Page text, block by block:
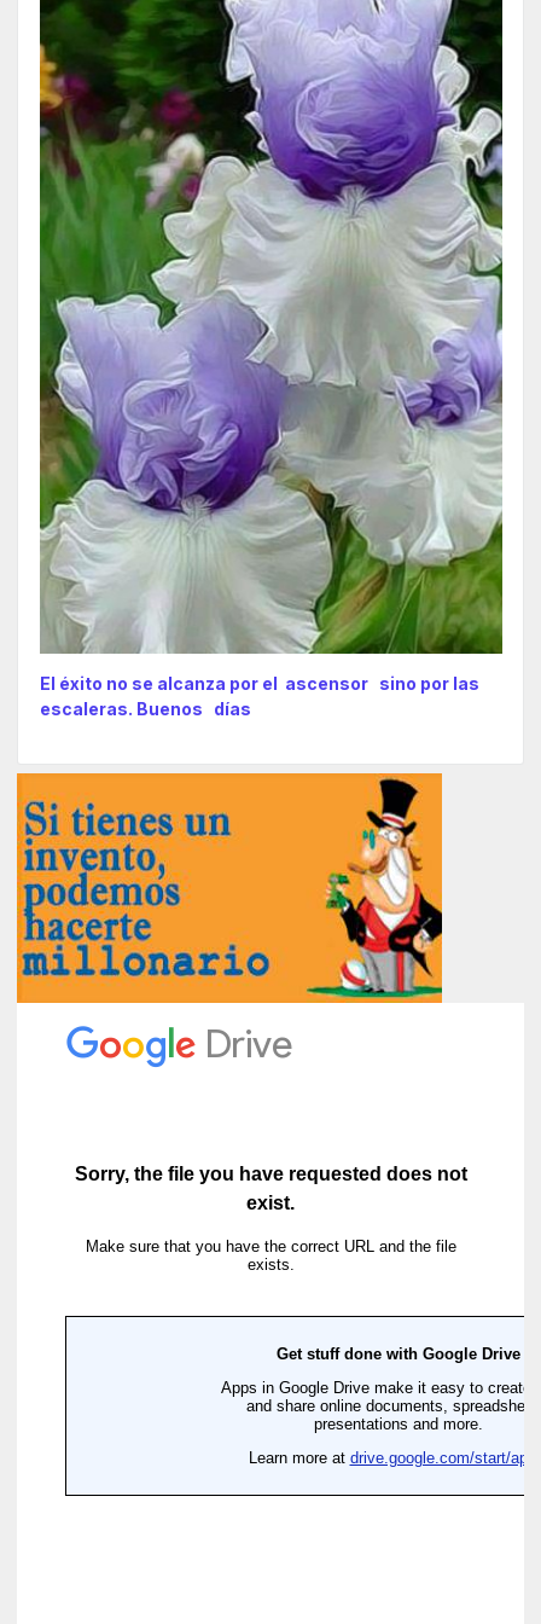
El éxito no se alcanza por el ascensor sino por las
escaleras. Buenos días